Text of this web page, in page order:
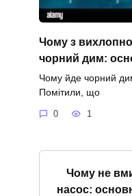
Чому з
чорний дим:
Чому йде чорний
Помітили, що
0 1
Чому не
насос: